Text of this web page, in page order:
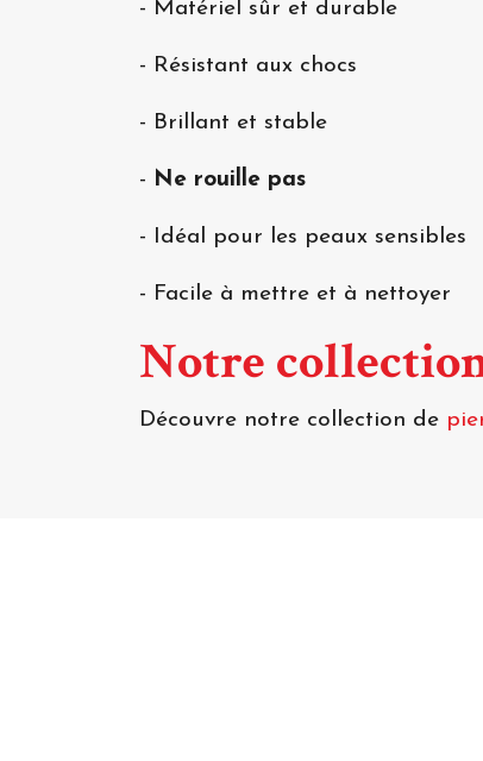
- Matériel sûr et durable
- Résistant aux chocs
- Brillant et stable
- Ne rouille pas
- Idéal pour les peaux sensibles
- Facile à mettre et à nettoyer
Notre
Découvre notre collection de